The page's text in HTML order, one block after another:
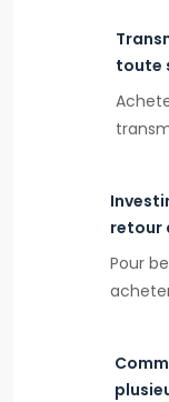
toute
retour
Pour